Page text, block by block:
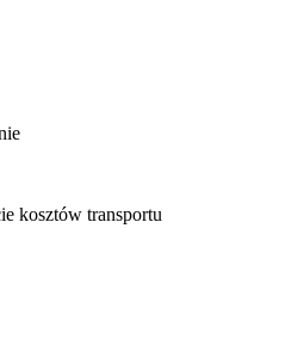
kosztów transportu